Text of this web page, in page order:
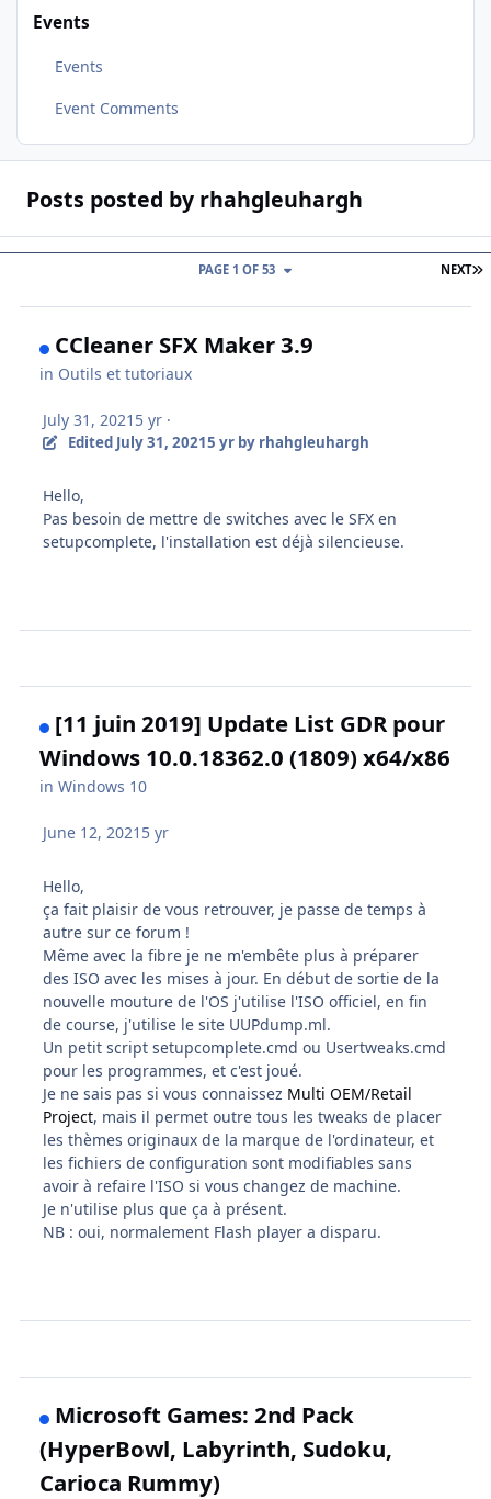
Events
Events
Event Comments
Posts posted by rhahgleuhargh
NEXT
PAGE 1 OF 53
CCleaner SFX Maker 3.9
in Outils et tutoriaux
July 31, 2021 5 yr ·
Edited July 31, 20215 yrby rhahgleuhargh
Hello,
Pas besoin de mettre de switches avec le SFX en
setupcomplete, l'installation est déjà silencieuse.
[11 juin 2019] Update List GDR pour
Windows 10.0.18362.0 (1809) x64/x86
inWindows 10
June 12, 2021 5 yr
Hello,
ça fait plaisir de vous retrouver, je passe de temps à
autre sur ce forum !
Même avec la fibre je ne m'embête plus à préparer
des ISO avec les mises à jour. En début de sortie de la
nouvelle mouture de l'OS j'utilise l'ISO officiel, en fin
de course, j'utilise le site UUPdump.ml.
Un petit script setupcomplete.cmd ou Usertweaks.cmd
pour les programmes, et c'est joué.
Je ne sais pas si vous connaissez Multi OEM/Retail
Project, mais il permet outre tous les tweaks de placer
les thèmes originaux de la marque de l'ordinateur, et
les fichiers de configuration sont modifiables sans
avoir à refaire l'ISO si vous changez de machine.
Je n'utilise plus que ça à présent.
NB : oui, normalement Flash player a disparu.
Microsoft Games: 2nd Pack
(HyperBowl, Labyrinth, Sudoku,
Carioca Rummy)